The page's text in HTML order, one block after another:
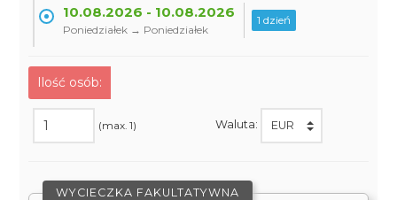
10.08.2026 - 10.08.2026
Poniedziałek → Poniedziałek
1 dzień
Ilość osób:
(max. 1) Waluta:
WYCIECZKA FAKULTATYWNA